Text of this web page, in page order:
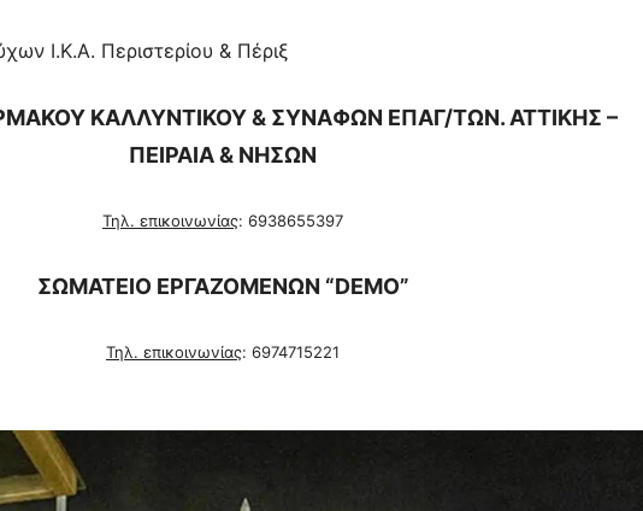
Ι.Κ.Α. Περιστερίου & Πέριξ
ΚΑΛΛΥΝΤΙΚΟΥ & ΣΥΝΑΦΩΝ ΕΠΑΓ/ΤΩΝ. ΑΤΤΙΚΗΣ –
ΠΕΙΡΑΙΑ & ΝΗΣΩΝ
Τηλ. επικοινωνίας: 6938655397
ΣΩΜΑΤΕΙΟ ΕΡΓΑΖΟΜΕΝΩΝ “DEMO”
Τηλ. επικοινωνίας: 6974715221